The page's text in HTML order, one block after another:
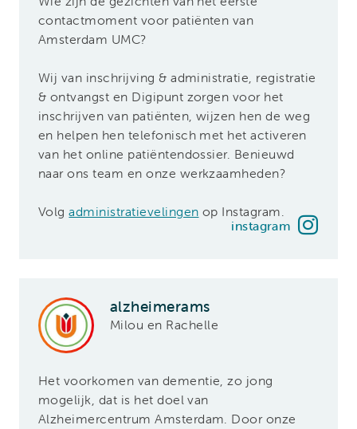
contactmoment voor patiënten van
Amsterdam UMC?
Wij van inschrijving & administratie, registratie
& ontvangst en Digipunt zorgen voor het
inschrijven van patiënten, wijzen hen de weg
en helpen hen telefonisch met het activeren
van het online patiëntendossier. Benieuwd
naar ons team en onze werkzaamheden?
Volgadministratievelingen op Instagram.
instagram
alzheimerams
Milou en Rachelle
Het voorkomen van dementie, zo jong
mogelijk, dat is het doel van
Alzheimercentrum Amsterdam. Door onze